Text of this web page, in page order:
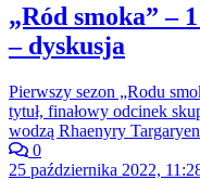
„Ród smoka” –
– dyskusja
Pierwszy sezon „Rodu
tytuł, finałowy odcinek
wodzą Rhaenyry
0
25 października 2022,